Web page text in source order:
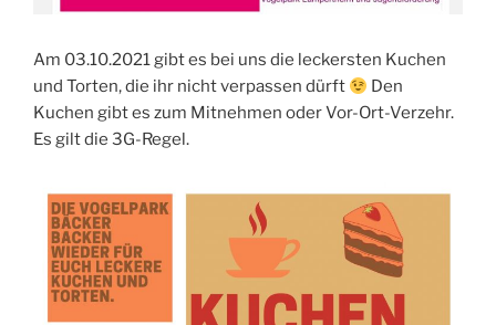
Am 03.10.2021 gibt es bei uns die leckersten Kuchen
und Torten, die ihr nicht verpassen dürft
Den
Kuchen gibt es zum Mitnehmen oder Vor-Ort-Verzehr.
Es gilt die 3G-Regel.